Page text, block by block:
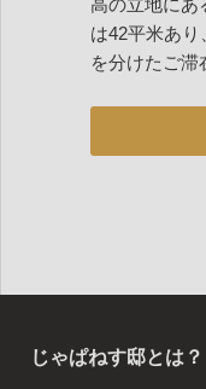
は42平米あ
を分けたご滞
じゃぱねす邸とは？